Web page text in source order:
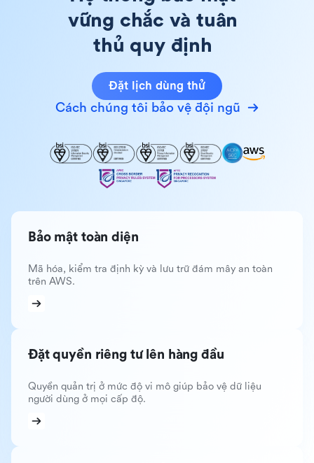
vững chắc và tuân
thủ quy định
Đặt lịch dùng thử
Cách chúng tôi bảo vệ đội ngũ
Bảo mật toàn diện
Mã hóa, kiểm tra định kỳ và lưu trữ đám mây an toàn
trên AWS.
Đặt quyền riêng tư lên hàng đầu
Quyền quản trị ở mức độ vi mô giúp bảo vệ dữ liệu
người dùng ở mọi cấp độ.